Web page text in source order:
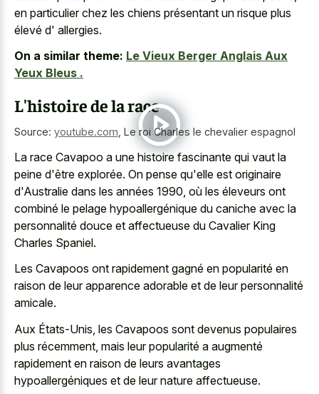
en particulier chez les chiens présentant un risque plus
élevé d' allergies.
On a similar theme: Le Vieux Berger Anglais Aux
Yeux Bleus .
L'histoire de la race
Source: youtube.com Le roi Charles le chevalier espagnol
La race Cavapoo a une histoire fascinante qui vaut la
peine d'être explorée. On pense qu'elle est originaire
d'Australie dans les années 1990, où les éleveurs ont
combiné le pelage hypoallergénique du caniche avec la
personnalité douce et affectueuse du Cavalier King
Charles Spaniel.
Les Cavapoos ont rapidement gagné en popularité en
raison de leur apparence adorable et de leur personnalité
amicale.
Aux États-Unis, les Cavapoos sont devenus populaires
plus récemment, mais leur popularité a augmenté
rapidement en raison de leurs avantages
hypoallergéniques et de leur nature affectueuse.